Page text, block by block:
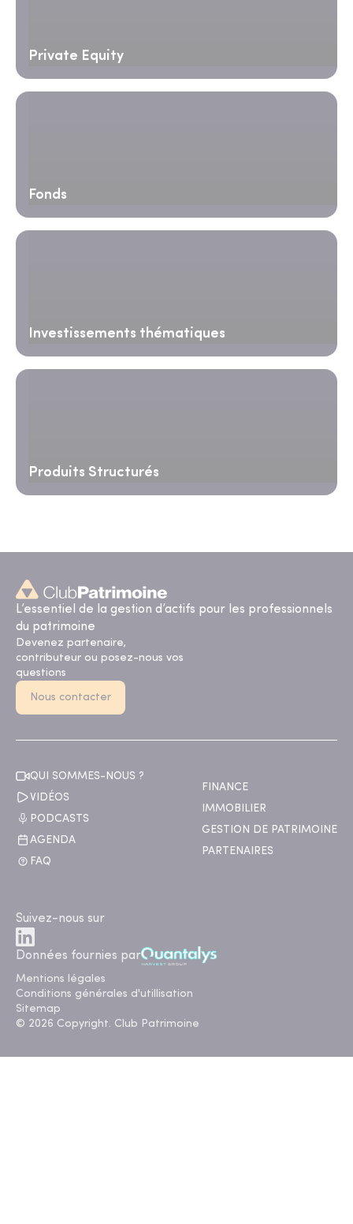
Private Equity
Fonds
Investissements thématiques
Produits Structurés
L’essentiel de la gestion d’actifs pour les professionnels
du patrimoine
Devenez partenaire,
contributeur ou posez-nous vos
questions
Nous contacter
QUI SOMMES-NOUS ?
VIDÉOS
PODCASTS
AGENDA
FAQ
FINANCE
IMMOBILIER
GESTION DE PATRIMOINE
PARTENAIRES
Suivez-nous sur
Données fournies par
Mentions légales
Conditions générales d'utillisation
Sitemap
© 2026 Copyright. Club Patrimoine